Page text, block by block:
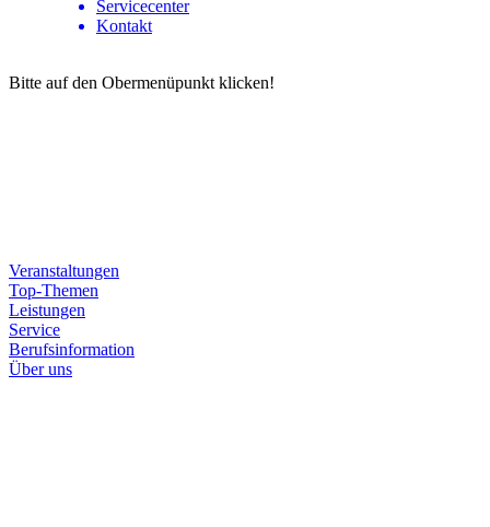
Servicecenter
Kontakt
Bitte auf den Obermenüpunkt klicken!
Veranstaltungen
Top-Themen
Leistungen
Service
Berufsinformation
Über uns